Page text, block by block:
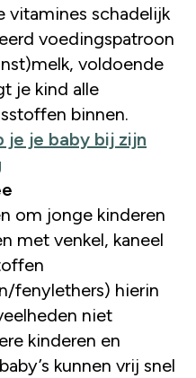
vitamines schadelijk
voedingspatroon
voldoende
je kind alle
binnen.
je je baby bij zijn
om jonge kinderen
met venkel, kaneel
fenylethers) hierin
niet
kinderen en
kunnen vrij snel